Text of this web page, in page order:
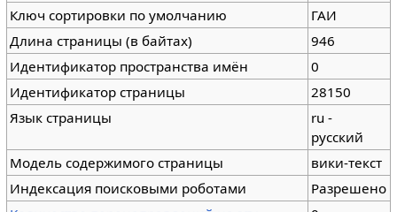
Ключ сортировки по умолчанию
ГАИ
Длина страницы (в байтах)
946
Идентификатор пространства имён
0
Идентификатор страницы
28150
Язык страницы
ru -
русский
Модель содержимого страницы
вики-текст
Индексация поисковыми роботами
Разрешено